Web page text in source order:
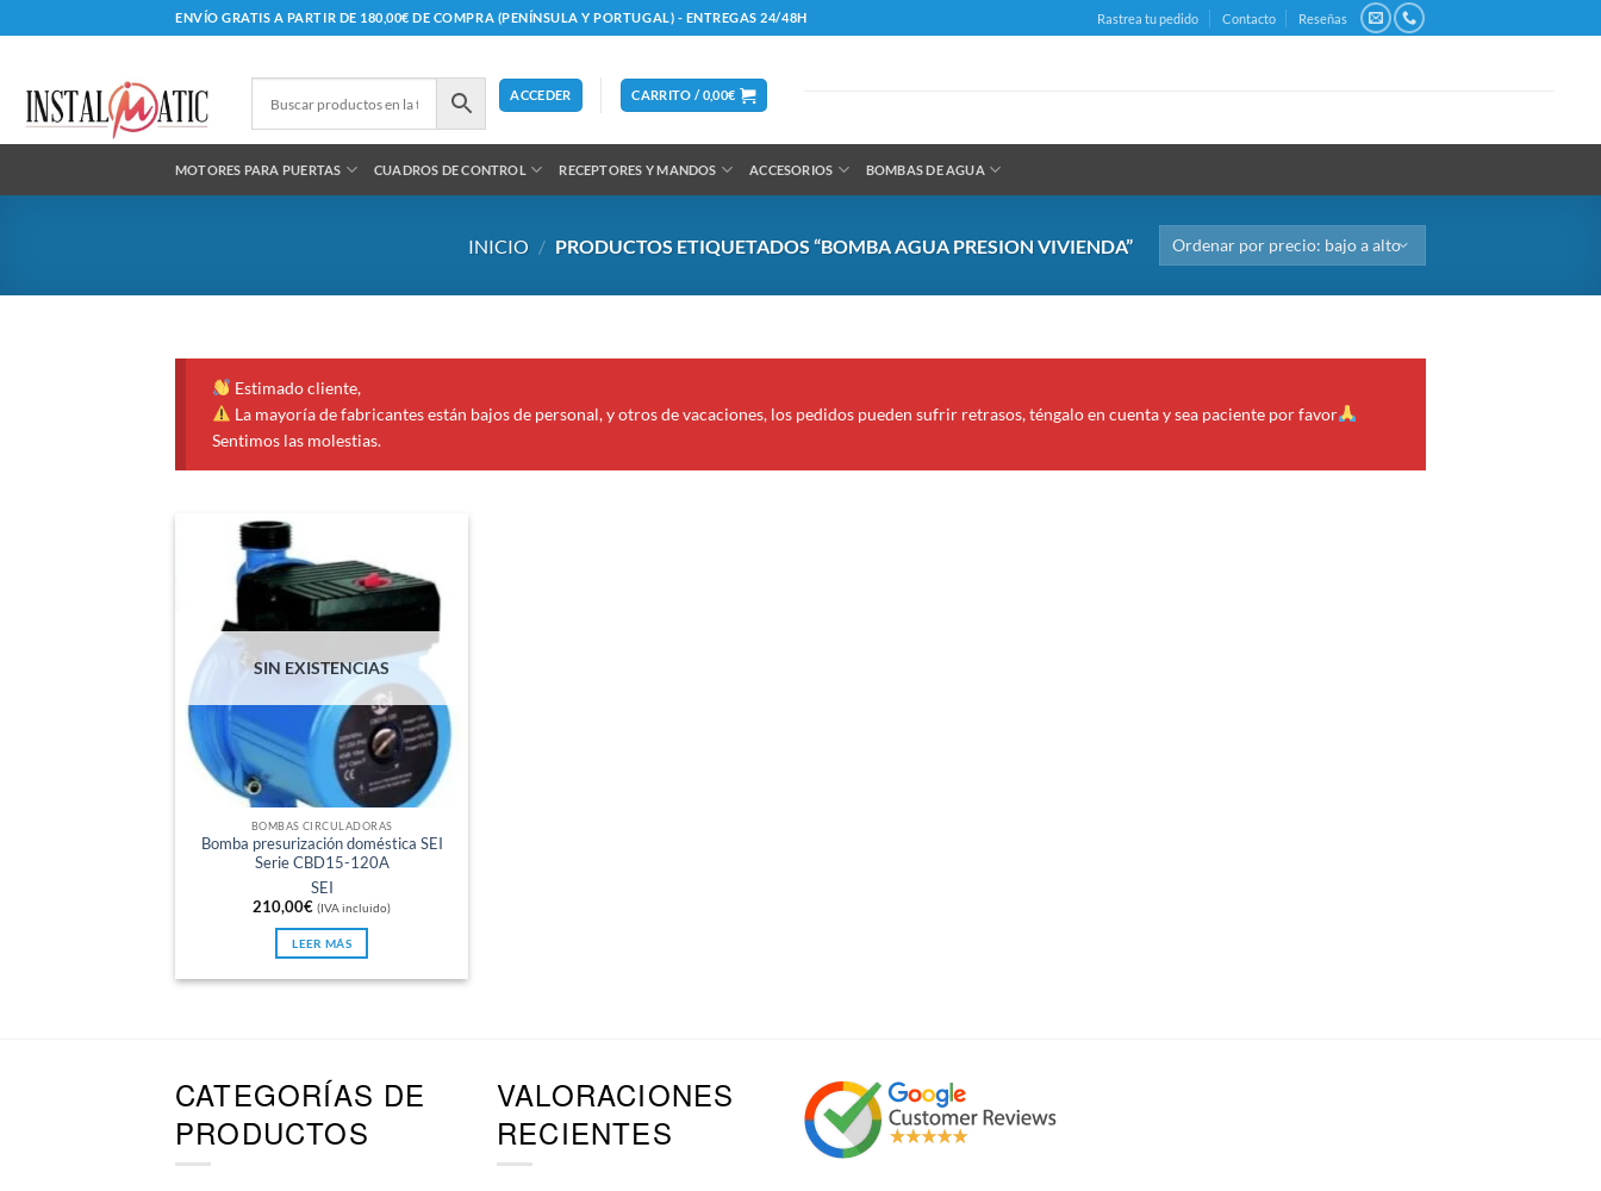
al
ENVÍO GRATIS A PARTIR DE 180,00€ DE COMPRA (PENÍNSULA Y PORTUGAL) - ENTREGAS 24/48H Rastrea tu pedido Contacto Reseñas
ACCEDER CARRITO /0,00€
MOTORES PARA PUERTAS CUADROS DE CONTROL RECEPTORES Y MANDOS ACCESORIOS BOMBAS DE AGUA
INICIO / PRODUCTOS ETIQUETADOS “BOMBA AGUA PRESION VIVIENDA”
Estimado cliente,
La mayoría de fabricantes están bajos de personal, y otros de vacaciones, los pedidos pueden sufrir retrasos, téngalo en cuenta y sea paciente por favor
Sentimos las molestias.
SIN EXISTENCIAS
BOMBAS CIRCULADORAS
Bomba presurización doméstica SEI
Serie CBD15-120A
SEI
210,00€ (IVA incluido)
LEER MÁS
CATEGORÍAS DE
PRODUCTOS
VALORACIONES
RECIENTES